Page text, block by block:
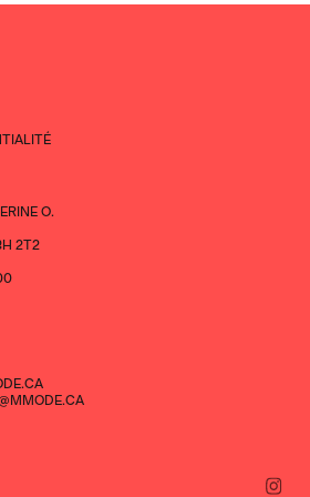
DU TOURISME DU QUÉBEC, LA
SEULEMENT CANADIENNE, MAIS
VOUS INTERNATIONAL, MARQUE UN
RAYONNEMENT DU SAVOIR-FAIRE
PRINCIPALE QUI EST DE PROPULSER LES
DE L’INDUSTRIE, PREMIÈRE VISION
POUR LE DÉVELOPPEMENT DES
DE L’ÉCONOMIE ET DU TOURISME
O.
2T2